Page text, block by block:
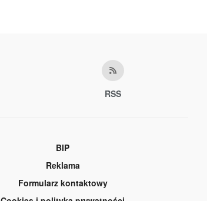
RSS
BIP
Reklama
Formularz kontaktowy